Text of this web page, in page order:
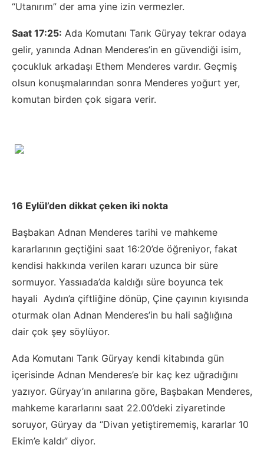
“Utanırım” der ama yine izin vermezler.
Saat 17:25: Ada Komutanı Tarık Güryay tekrar odaya
gelir, yanında Adnan Menderes’in en güvendiği isim,
çocukluk arkadaşı Ethem Menderes vardır. Geçmiş
olsun konuşmalarından sonra Menderes yoğurt yer,
komutan birden çok sigara verir.
16 Eylül’den dikkat çeken iki nokta
Başbakan Adnan Menderes tarihi ve mahkeme
kararlarının geçtiğini saat 16:20’de öğreniyor, fakat
kendisi hakkında verilen kararı uzunca bir süre
sormuyor. Yassıada’da kaldığı süre boyunca tek
hayali Aydın’a çiftliğine dönüp, Çine çayının kıyısında
oturmak olan Adnan Menderes’in bu hali sağlığına
dair çok şey söylüyor.
Ada Komutanı Tarık Güryay kendi kitabında gün
içerisinde Adnan Menderes’e bir kaç kez uğradığını
yazıyor. Güryay’ın anılarına göre, Başbakan Menderes,
mahkeme kararlarını saat 22.00’deki ziyaretinde
soruyor, Güryay da “Divan yetiştirememiş, kararlar 10
Ekim’e kaldı” diyor.